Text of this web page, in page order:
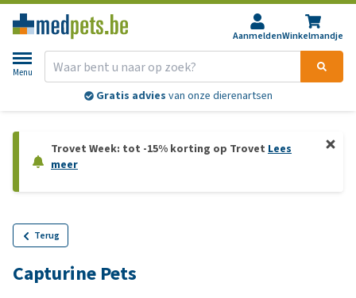
AanmeldenWinkelmandje
Menu
Gratis advies van onze dierenartsen
Trovet Week: tot -15% korting op Trovet Lees
meer
Terug
Capturine Pets